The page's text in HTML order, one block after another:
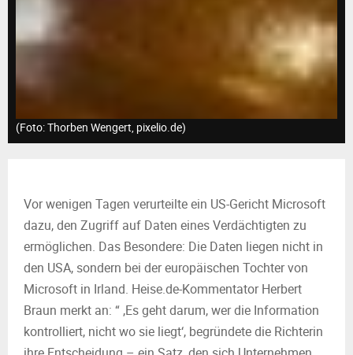
E
U
(Foto: Thorben Wengert, pixelio.de)
Vor wenigen Tagen verurteilte ein US-Gericht Microsoft
dazu, den Zugriff auf Daten eines Verdächtigten zu
ermöglichen. Das Besondere: Die Daten liegen nicht in
den USA, sondern bei der europäischen Tochter von
Microsoft in Irland. Heise.de-Kommentator Herbert
Braun merkt an: “ ‚Es geht darum, wer die Information
kontrolliert, nicht wo sie liegt‘, begründete die Richterin